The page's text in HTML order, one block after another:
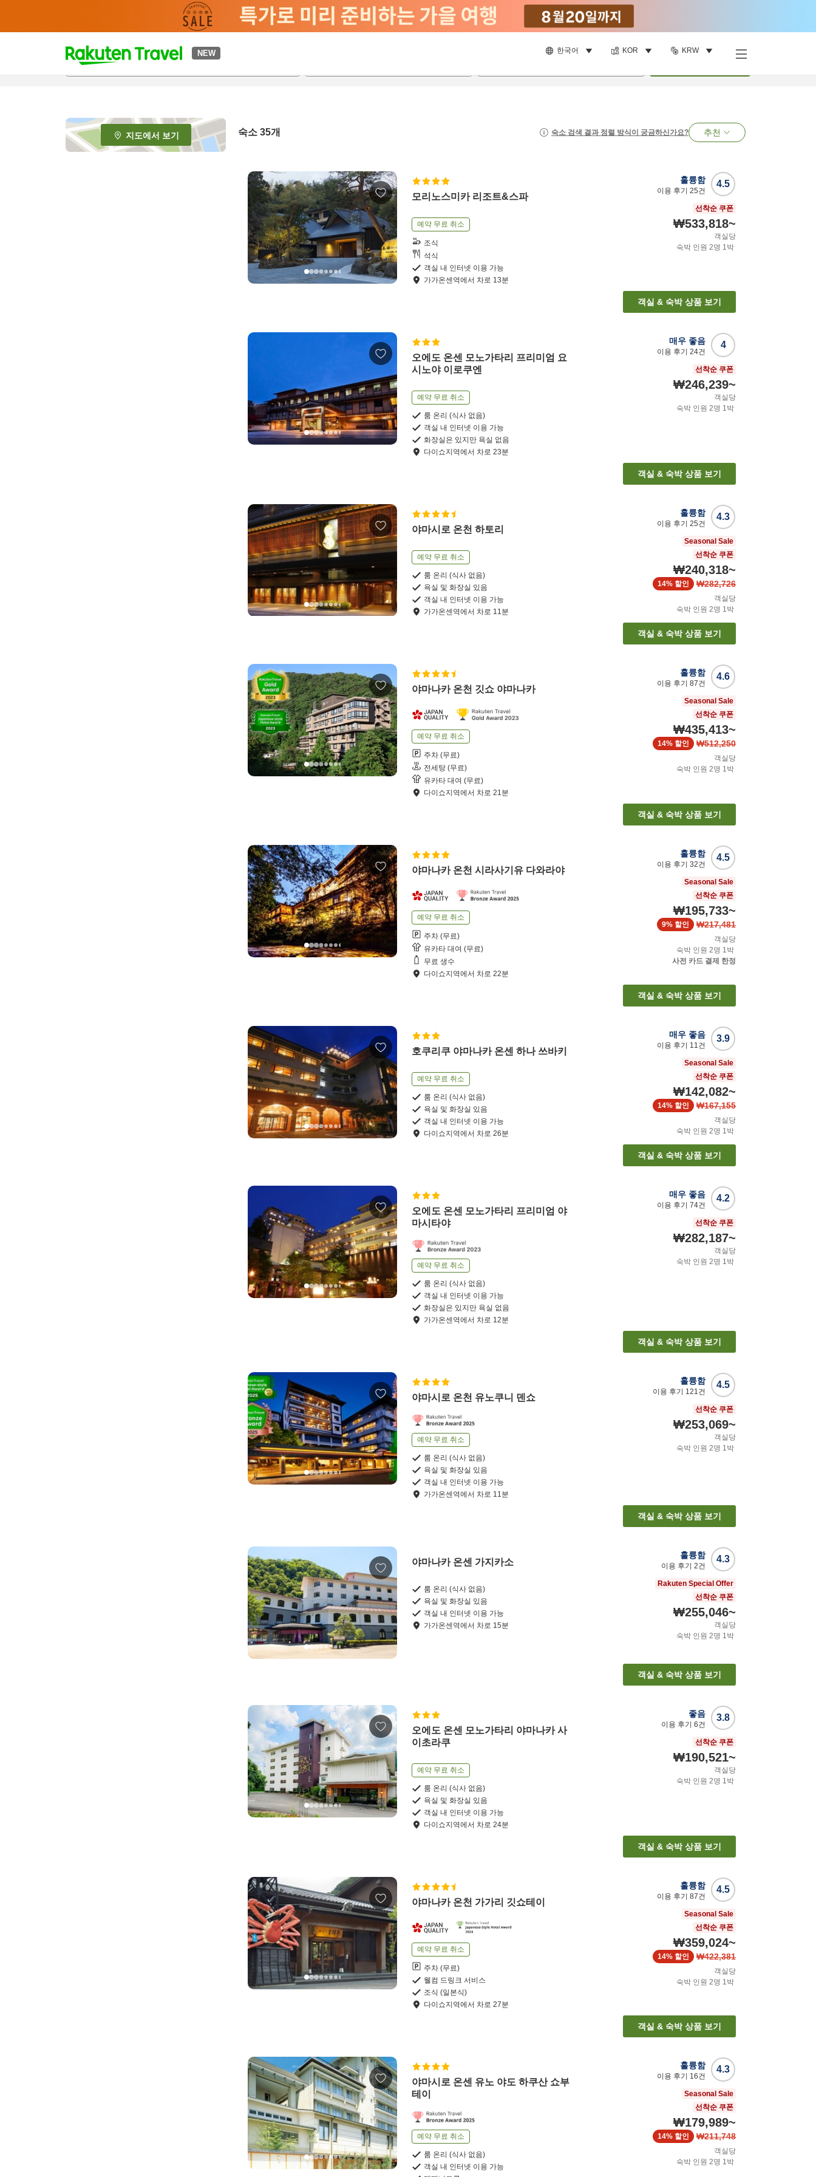
NEW 한국어 KOR KRW
t
p
e
_
s
지도에서 보기 숙소 35개 숙소 검색 결과 정렬 방식이 궁금하신가요? 추천
모리노스미카 리조트&스파
예약 무료 취소
조식
석식
객실 내 인터넷 이용 가능
가가온센역에서 차로 13분
4.5
훌륭함
이용 후기 25건
선착순 쿠폰
₩533,818~
객실당
숙박 인원 2명 1박
객실 & 숙박 상품 보기
오에도 온센 모노가타리 프리미엄 요
시노야 이로쿠엔
예약 무료 취소
룸 온리 (식사 없음)
객실 내 인터넷 이용 가능
화장실은 있지만 욕실 없음
다이쇼지역에서 차로 23분
4
매우 좋음
이용 후기 24건
선착순 쿠폰
₩246,239~
객실당
숙박 인원 2명 1박
객실 & 숙박 상품 보기
야마시로 온천 하토리
예약 무료 취소
룸 온리 (식사 없음)
욕실 및 화장실 있음
객실 내 인터넷 이용 가능
가가온센역에서 차로 11분
4.3
훌륭함
이용 후기 25건
Seasonal Sale
선착순 쿠폰
₩240,318~
₩282,726
14% 할인
객실당
숙박 인원 2명 1박
객실 & 숙박 상품 보기
야마나카 온천 깃쇼 야마나카
예약 무료 취소
주차 (무료)
전세탕 (무료)
유카타 대여 (무료)
다이쇼지역에서 차로 21분
4.6
훌륭함
이용 후기 87건
Seasonal Sale
선착순 쿠폰
₩435,413~
₩512,250
14% 할인
객실당
숙박 인원 2명 1박
객실 & 숙박 상품 보기
야마나카 온천 시라사기유 다와라야
예약 무료 취소
주차 (무료)
유카타 대여 (무료)
무료 생수
다이쇼지역에서 차로 22분
4.5
훌륭함
이용 후기 32건
Seasonal Sale
선착순 쿠폰
₩195,733~
₩217,481
9% 할인
객실당
숙박 인원 2명 1박
사전 카드 결제 한정
객실 & 숙박 상품 보기
호쿠리쿠 야마나카 온센 하나 쓰바키
예약 무료 취소
룸 온리 (식사 없음)
욕실 및 화장실 있음
객실 내 인터넷 이용 가능
다이쇼지역에서 차로 26분
3.9
매우 좋음
이용 후기 11건
Seasonal Sale
선착순 쿠폰
₩142,082~
₩167,155
14% 할인
객실당
숙박 인원 2명 1박
객실 & 숙박 상품 보기
오에도 온센 모노가타리 프리미엄 야
마시타야
예약 무료 취소
룸 온리 (식사 없음)
객실 내 인터넷 이용 가능
화장실은 있지만 욕실 없음
가가온센역에서 차로 12분
4.2
매우 좋음
이용 후기 74건
선착순 쿠폰
₩282,187~
객실당
숙박 인원 2명 1박
객실 & 숙박 상품 보기
야마시로 온천 유노쿠니 덴쇼
예약 무료 취소
룸 온리 (식사 없음)
욕실 및 화장실 있음
객실 내 인터넷 이용 가능
가가온센역에서 차로 11분
4.5
훌륭함
이용 후기 121건
선착순 쿠폰
₩253,069~
객실당
숙박 인원 2명 1박
객실 & 숙박 상품 보기
야마나카 온센 가지카소
룸 온리 (식사 없음)
욕실 및 화장실 있음
객실 내 인터넷 이용 가능
가가온센역에서 차로 15분
4.3
훌륭함
이용 후기 2건
Rakuten Special Offer
선착순 쿠폰
₩255,046~
객실당
숙박 인원 2명 1박
객실 & 숙박 상품 보기
오에도 온센 모노가타리 야마나카 사
이초라쿠
예약 무료 취소
룸 온리 (식사 없음)
욕실 및 화장실 있음
객실 내 인터넷 이용 가능
다이쇼지역에서 차로 24분
3.8
좋음
이용 후기 6건
선착순 쿠폰
₩190,521~
객실당
숙박 인원 2명 1박
객실 & 숙박 상품 보기
야마나카 온천 가가리 깃쇼테이
예약 무료 취소
주차 (무료)
웰컴 드링크 서비스
조식 (일본식)
다이쇼지역에서 차로 27분
4.5
훌륭함
이용 후기 87건
Seasonal Sale
선착순 쿠폰
₩359,024~
₩422,381
14% 할인
객실당
숙박 인원 2명 1박
객실 & 숙박 상품 보기
야마시로 온센 유노 야도 하쿠산 쇼부
테이
예약 무료 취소
룸 온리 (식사 없음)
객실 내 인터넷 이용 가능
4.3
훌륭함
이용 후기 16건
Seasonal Sale
선착순 쿠폰
₩179,989~
₩211,748
14% 할인
객실당
숙박 인원 2명 1박